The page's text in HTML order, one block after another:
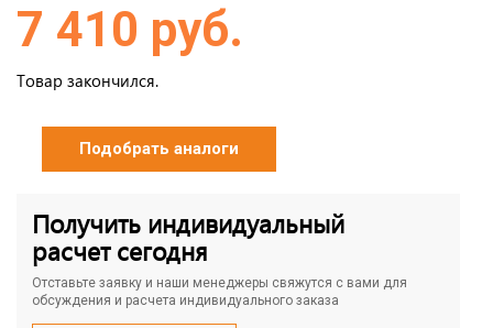
7 410 руб.
Товар закончился.
Подобрать аналоги
Получить индивидуальный
расчет сегодня
Отставьте заявку и наши менеджеры свяжутся с вами для
обсуждения и расчета индивидуального заказа